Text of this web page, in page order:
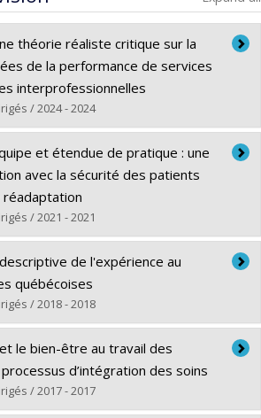
théorie réaliste critique sur la
de la performance de services
interprofessionnelles
/ 2024 - 2024
dans Papyrus
et étendue de pratique : une
avec la sécurité des patients
/ 2021 - 2021
dans Papyrus
de l'expérience au
québécoises
/ 2018 - 2018
Annick
dans Papyrus
le bien-être au travail des
d’intégration des soins
/ 2017 - 2017